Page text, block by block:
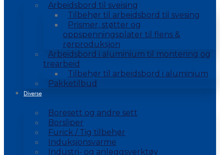
Arbeidsbord til sveising
Tilbehør til arbeidsbord til svesing
Prismer, støtter og
oppspenningsplater til flens &
rørproduksjon
Arbeidsbord i aluminium til montering og
trearbeid
Tilbehør til arbeidsbord i aluminium
Pakketilbud
Diverse
Boresett og andre sett
Borsliper
Furick / Tig tilbehør
Induksjonsvarme
Industri- og anleggsverktøy